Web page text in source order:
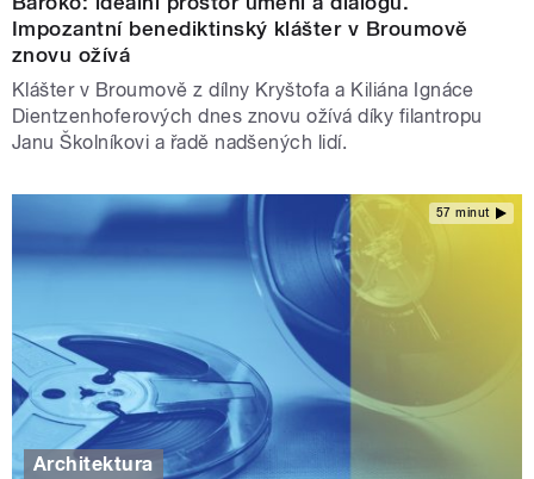
Impozantní benediktinský klášter v Broumově
znovu ožívá
Klášter v Broumově z dílny Kryštofa a Kiliána Ignáce
Dientzenhoferových dnes znovu ožívá díky filantropu
Janu Školníkovi a řadě nadšených lidí.
57 minut
Architektura